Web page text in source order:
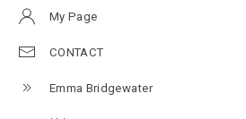
My Page
CONTACT
Emma Bridgewater